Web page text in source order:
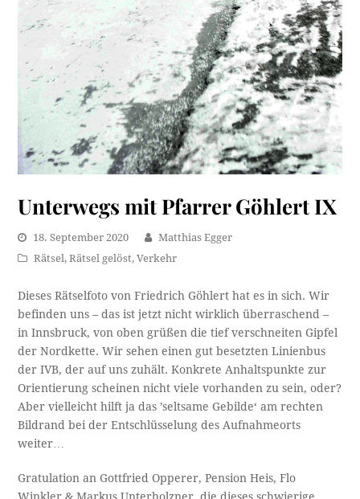
Unterwegs mit Pfarrer Göhlert IX
18. September 2020
Matthias Egger
Rätsel,Rätsel gelöst,Verkehr
Dieses Rätselfoto von Friedrich Göhlert hat es in sich. Wir
befinden uns – das ist jetzt nicht wirklich überraschend –
in Innsbruck, von oben grüßen die tief verschneiten Gipfel
der Nordkette. Wir sehen einen gut besetzten Linienbus
der IVB, der auf uns zuhält. Konkrete Anhaltspunkte zur
Orientierung scheinen nicht viele vorhanden zu sein, oder?
Aber vielleicht hilft ja das ’seltsame Gebilde‘ am rechten
Bildrand bei der Entschlüsselung des Aufnahmeorts
weiter…
Gratulation an Gottfried Opperer, Pension Heis, Flo
Winkler & Markus Unterholzner, die dieses schwierige